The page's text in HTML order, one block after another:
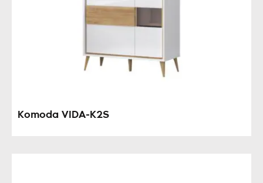
Komoda VIDA-K2S